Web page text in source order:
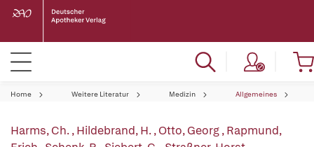
Home Weitere Literatur Medizin Allgemeines
Harms, Ch.,Hildebrand, H.,Otto, Georg,Rapmund,